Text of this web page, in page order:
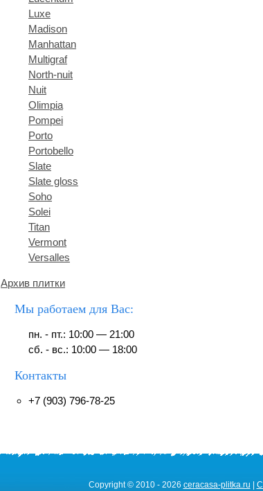
Luxe
Madison
Manhattan
Multigraf
North-nuit
Nuit
Olimpia
Pompei
Porto
Portobello
Slate
Slate gloss
Soho
Solei
Titan
Vermont
Versalles
Архив плитки
Мы работаем для Вас:
пн. - пт.: 10:00 — 21:00
сб. - вс.: 10:00 — 18:00
Контакты
+7 (903) 796-78-25
Copyright © 2010 - 2026 ceracasa-plitka.ru